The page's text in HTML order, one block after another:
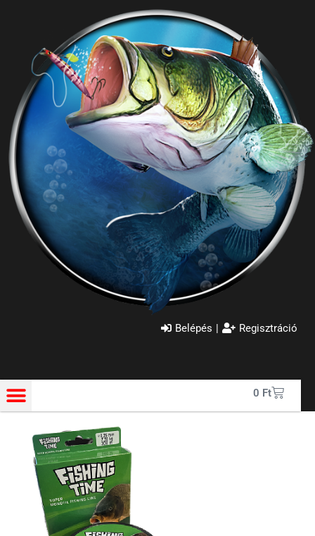
Belépés | Regisztráció
0 Ft